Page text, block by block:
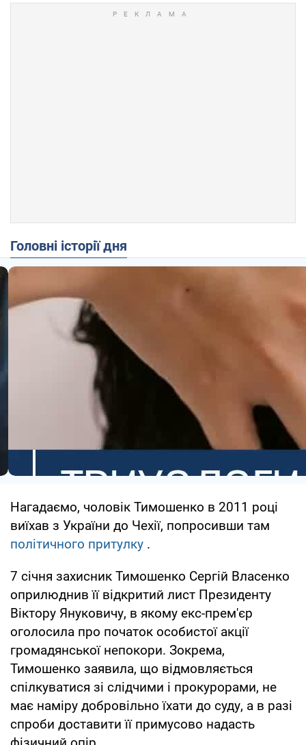
Головні історії дня
Нагадаємо, чоловік Тимошенко в 2011 році
виїхав з України до Чехії, попросивши там
політичного притулку .
7 січня захисник Тимошенко Сергій Власенко
оприлюднив її відкритий лист Президенту
Віктору Януковичу, в якому екс-прем'єр
оголосила про початок особистої акції
громадянської непокори. Зокрема,
Тимошенко заявила, що відмовляється
спілкуватися зі слідчими і прокурорами, не
має наміру добровільно їхати до суду, а в разі
спроби доставити її примусово надасть